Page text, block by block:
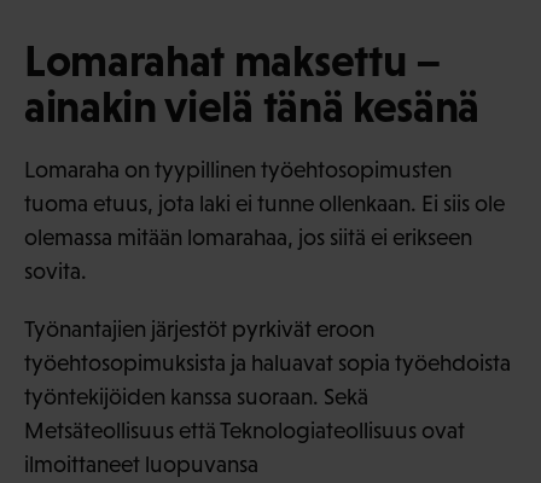
Lomarahat maksettu –
ainakin vielä tänä kesänä
Lomaraha on tyypillinen työehtosopimusten
tuoma etuus, jota laki ei tunne ollenkaan. Ei siis ole
olemassa mitään lomarahaa, jos siitä ei erikseen
sovita.
Työnantajien järjestöt pyrkivät eroon
työehtosopimuksista ja haluavat sopia työehdoista
työntekijöiden kanssa suoraan. Sekä
Metsäteollisuus että Teknologiateollisuus ovat
ilmoittaneet luopuvansa